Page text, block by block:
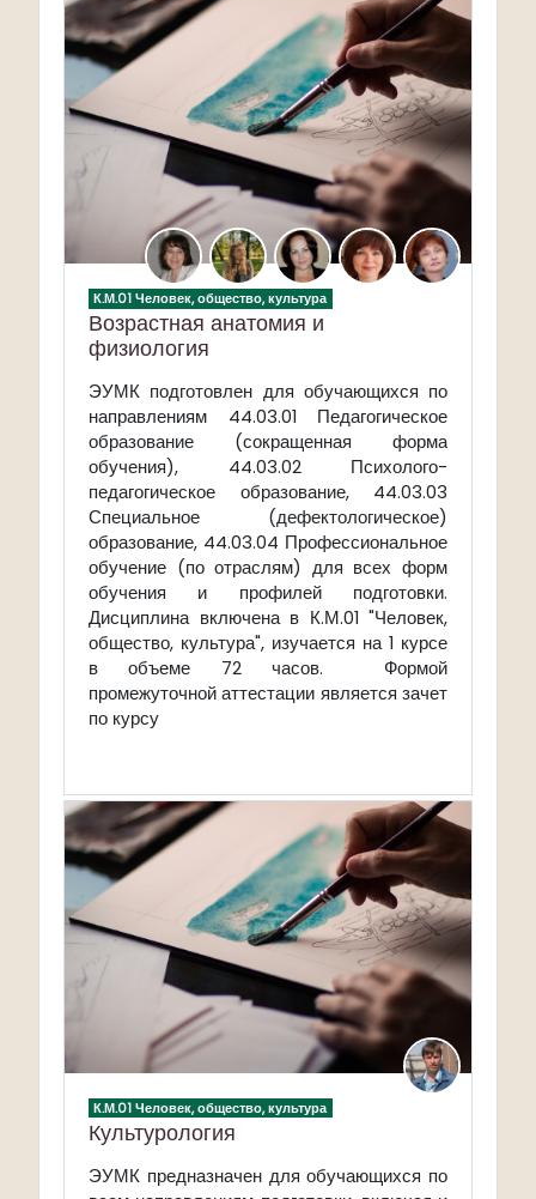
К.М.01 Человек, общество, культура
Возрастная анатомия и
физиология
ЭУМК подготовлен для обучающихся по
направлениям 44.03.01 Педагогическое
образование (сокращенная форма
обучения), 44.03.02 Психолого-
педагогическое образование, 44.03.03
Специальное (дефектологическое)
образование, 44.03.04 Профессиональное
обучение (по отраслям) для всех форм
обучения и профилей подготовки.
Дисциплина включена в К.М.01 "Человек,
общество, культура", изучается на 1 курсе
в объеме 72 часов.
Формой
промежуточной аттестации является зачет
по курсу
К.М.01 Человек, общество, культура
Культурология
ЭУМК предназначен для обучающихся по